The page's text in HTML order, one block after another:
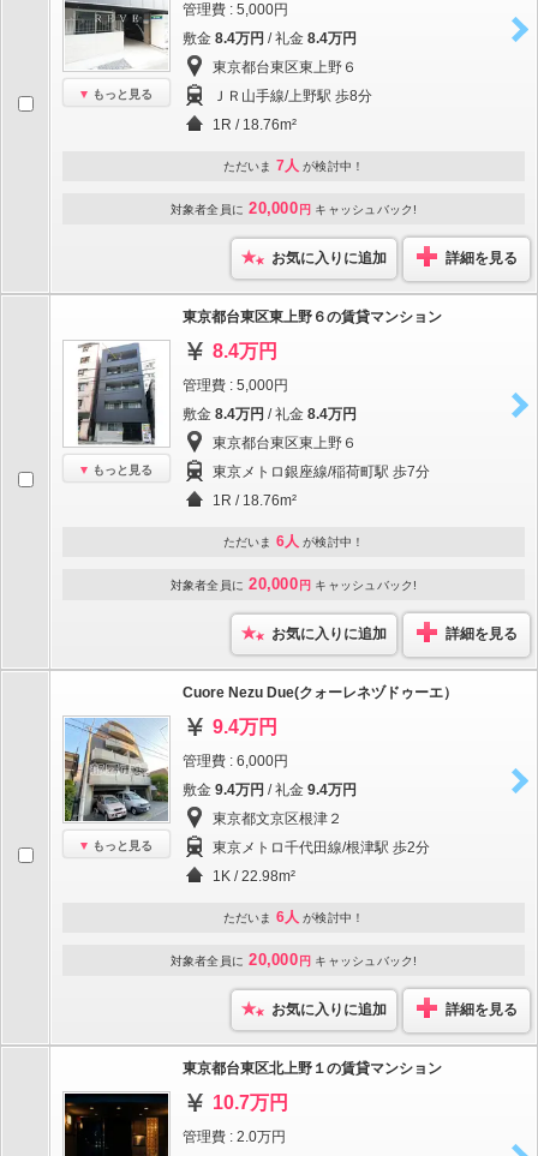
もっと見る
管理費 : 5,000円
敷金 8.4万円 / 礼金 8.4万円
東京都台東区東上野６
ＪＲ山手線/上野駅 歩8分
1R / 18.76m²
ただいま 7人 が検討中！
対象者全員に 20,000 円 キャッシュバック!
お気に入りに追加 詳細を見る
もっと見る
東京都台東区東上野６の賃貸マンション
8.4万円
管理費 : 5,000円
敷金 8.4万円 / 礼金 8.4万円
東京都台東区東上野６
東京メトロ銀座線/稲荷町駅 歩7分
1R / 18.76m²
ただいま 6人 が検討中！
対象者全員に 20,000 円 キャッシュバック!
お気に入りに追加 詳細を見る
もっと見る
Cuore Nezu Due(クォーレネヅドゥーエ）
9.4万円
管理費 : 6,000円
敷金 9.4万円 / 礼金 9.4万円
東京都文京区根津２
東京メトロ千代田線/根津駅 歩2分
1K / 22.98m²
ただいま 6人 が検討中！
対象者全員に 20,000 円 キャッシュバック!
お気に入りに追加 詳細を見る
東京都台東区北上野１の賃貸マンション
10.7万円
管理費 : 2.0万円